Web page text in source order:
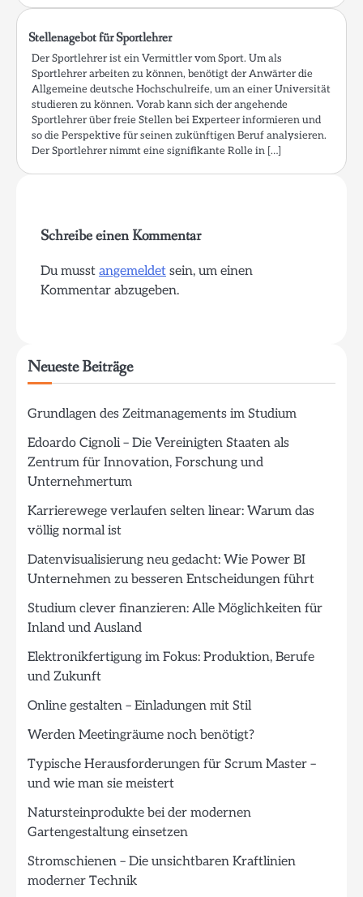
Stellenagebot für Sportlehrer
Der Sportlehrer ist ein Vermittler vom Sport. Um als
Sportlehrer arbeiten zu können, benötigt der Anwärter die
Allgemeine deutsche Hochschulreife, um an einer Universität
studieren zu können. Vorab kann sich der angehende
Sportlehrer über freie Stellen bei Experteer informieren und
so die Perspektive für seinen zukünftigen Beruf analysieren.
Der Sportlehrer nimmt eine signifikante Rolle in […]
Schreibe einen Kommentar
Du musst angemeldet sein, um einen
Kommentar abzugeben.
Neueste Beiträge
Grundlagen des Zeitmanagements im Studium
Edoardo Cignoli – Die Vereinigten Staaten als
Zentrum für Innovation, Forschung und
Unternehmertum
Karrierewege verlaufen selten linear: Warum das
völlig normal ist
Datenvisualisierung neu gedacht: Wie Power BI
Unternehmen zu besseren Entscheidungen führt
Studium clever finanzieren: Alle Möglichkeiten für
Inland und Ausland
Elektronikfertigung im Fokus: Produktion, Berufe
und Zukunft
Online gestalten – Einladungen mit Stil
Werden Meetingräume noch benötigt?
Typische Herausforderungen für Scrum Master –
und wie man sie meistert
Natursteinprodukte bei der modernen
Gartengestaltung einsetzen
Stromschienen – Die unsichtbaren Kraftlinien
moderner Technik